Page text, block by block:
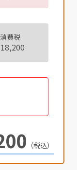
消費税
（税込）